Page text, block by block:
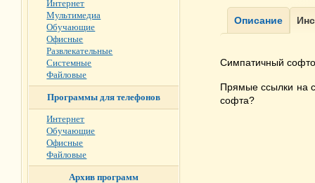
Симпатичный
Прямые ссылки на
софта?
Интернет
Мультимедиа
Обучающие
Офисные
Развлекательные
Системные
Файловые
Программы для телефонов
Интернет
Обучающие
Офисные
Файловые
Архив программ